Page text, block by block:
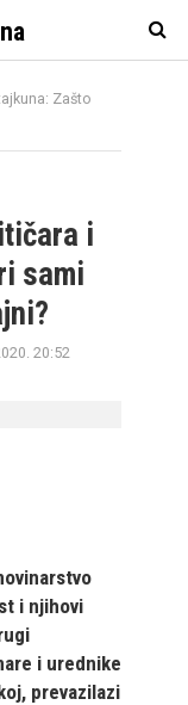
Zašto
i
sami
20:52
i njihovi
i urednike
prevazilazi